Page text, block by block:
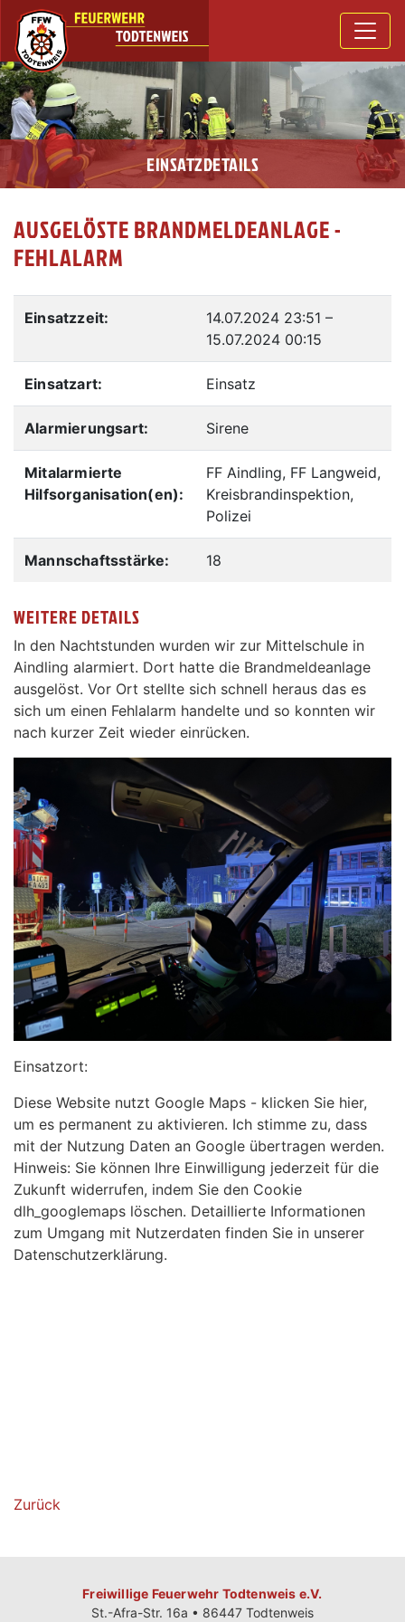
EINSATZDETAILS
AUSGELÖSTE BRANDMELDEANLAGE -
FEHLALARM
Einsatzzeit: 14.07.2024 23:51 –
15.07.2024 00:15
Einsatzart: Einsatz
Alarmierungsart: Sirene
Mitalarmierte
Hilfsorganisation(en):
FF Aindling, FF Langweid,
Kreisbrandinspektion,
Polizei
Mannschaftsstärke: 18
WEITERE DETAILS
In den Nachtstunden wurden wir zur Mittelschule in
Aindling alarmiert. Dort hatte die Brandmeldeanlage
ausgelöst. Vor Ort stellte sich schnell heraus das es
sich um einen Fehlalarm handelte und so konnten wir
nach kurzer Zeit wieder einrücken.
Einsatzort:
Diese Website nutzt Google Maps - klicken Sie hier,
um es permanent zu aktivieren. Ich stimme zu, dass
mit der Nutzung Daten an Google übertragen werden.
Hinweis: Sie können Ihre Einwilligung jederzeit für die
Zukunft widerrufen, indem Sie den Cookie
dlh_googlemaps löschen. Detaillierte Informationen
zum Umgang mit Nutzerdaten finden Sie in unserer
Datenschutzerklärung.
Zurück
Freiwillige Feuerwehr Todtenweis e.V.
St.-Afra-Str. 16a • 86447 Todtenweis